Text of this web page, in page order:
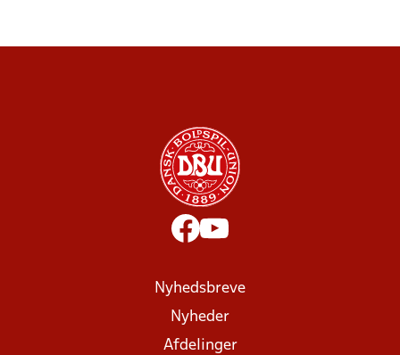
Nyhedsbreve
Nyheder
Afdelinger